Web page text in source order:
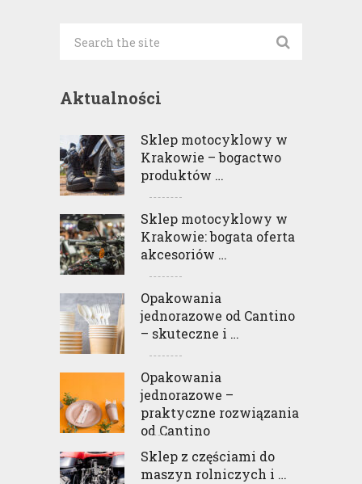
Aktualności
Sklep motocyklowy w
Krakowie – bogactwo
produktów …
Sklep motocyklowy w
Krakowie: bogata oferta
akcesoriów …
Opakowania
jednorazowe od Cantino
– skuteczne i …
Opakowania
jednorazowe –
praktyczne rozwiązania
od Cantino
Sklep z częściami do
maszyn rolniczych i …